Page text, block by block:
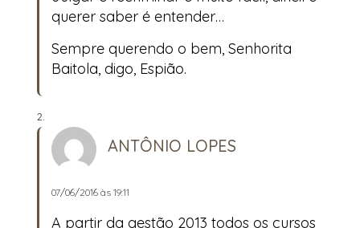
querer saber é entender…
Sempre querendo o bem, Senhorita
Baitola, digo, Espião.
ANTÔNIO LOPES
07/06/2016 às 19:11
A partir da gestão 2013 todos os cursos